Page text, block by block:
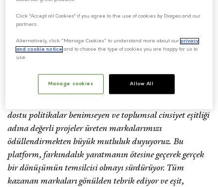
markalar, marka temsilcileri, sivil toplum kuruluşları,
bu uluslararası organizasyon; yalnızca Türkiye’den değil,
dünya genelinden de eşitlik odaklı projeleriyle öne çıkan
Kadın Dostu Markalar Platformu Kurucusu Nazlı Demirel,
dostu politikalar benimseyen ve toplumsal cinsiyet eşitliği
adına değerli projeler üreten markalarımızı
ödüllendirmekten büyük mutluluk duyuyoruz. Bu
platform, farkındalık yaratmanınötesine geçerek gerçek
bir dönüşümün temsilcisi olmayı sürdürüyor. Tüm
kazanan markaları gönülden tebrik ediyor ve eşit,
Click "Accept all Cookies" if you agree to the use of cookies by Diageo and our
partners.
Alternatively, click “Manage Cookies” to understand more about ourprivacy
and cookie notice and to choose the type of cookies you are happy for us to
use.
Manage cookies Allow All